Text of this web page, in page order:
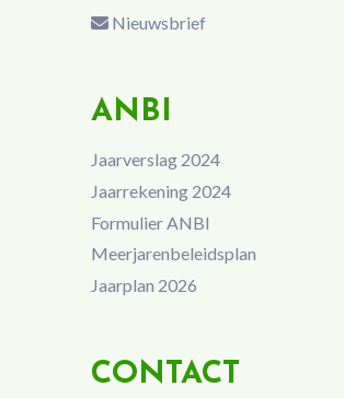
Nieuwsbrief
ANBI
Jaarverslag 2024
Jaarrekening 2024
Formulier ANBI
Meerjarenbeleidsplan
Jaarplan 2026
CONTACT